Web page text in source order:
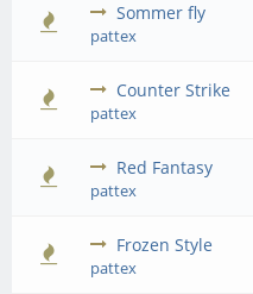
Sommer fly
pattex
Counter Strike
pattex
Red Fantasy
pattex
Frozen Style
pattex